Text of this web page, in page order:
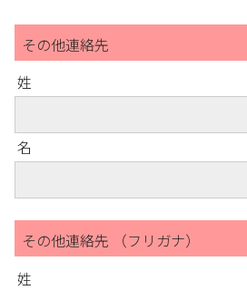
その他連絡先
姓
名
その他連絡先 （フリガナ）
姓